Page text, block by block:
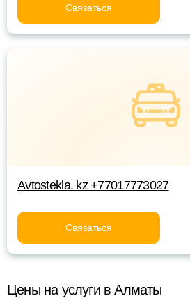
Связаться
Avtostekla. kz +77017773027
Связаться
Цены на услуги в Алматы